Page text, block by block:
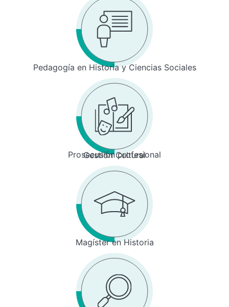
Pedagogía en Historia y Ciencias Sociales
Prosecusión profesional
Gestión Cultural
Magíster en Historia